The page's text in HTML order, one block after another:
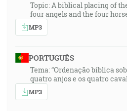
Topic: A biblical placing of
four angels and the four
MP3
PORTUGUÊS
Tema: “Ordenação bíblica
quatro anjos e os quatro
MP3